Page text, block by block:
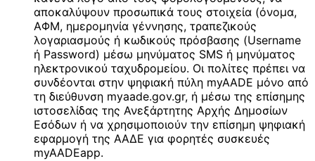
αποκαλύψουν προσωπικά τους στοιχεία (όνομα,
ΑΦΜ, ημερομηνία γέννησης, τραπεζικούς
λογαριασμούς ή κωδικούς πρόσβασης (Username
ή Password) μέσω μηνύματος SMS ή μηνύματος
ηλεκτρονικού ταχυδρομείου. Οι πολίτες πρέπει να
συνδέονται στην ψηφιακή πύλη myAADE μόνο από
τη διεύθυνση myaade.gov.gr, ή μέσω της επίσημης
ιστοσελίδας της Ανεξάρτητης Αρχής Δημοσίων
Εσόδων ή να χρησιμοποιούν την επίσημη ψηφιακή
εφαρμογή της ΑΑΔΕ για φορητές συσκευές
myAADEapp.